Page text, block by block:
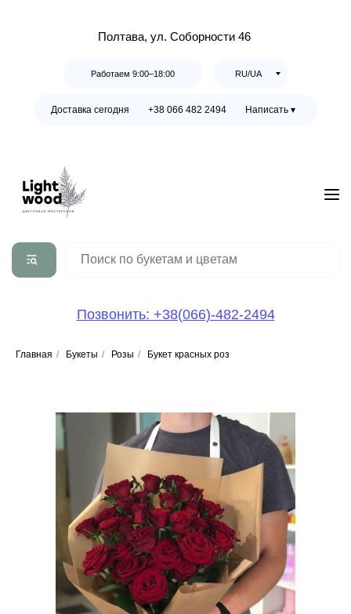
Полтава, ул. Соборности 46
RU/UA
Работаем 9:00–18:00
Доставка сегодня +38 066 482 2494 Написать ▾
Позвонить: +38(066)-482-2494
Главная / Букеты / Розы / Букет красных роз